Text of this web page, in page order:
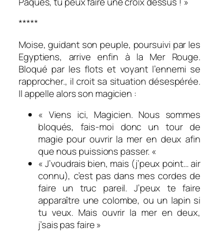
*****
Moise, guidant son peuple, poursuivi par les
Egyptiens, arrive enfin à la Mer Rouge.
Bloqué par les flots et voyant l’ennemi se
rapprocher., il croit sa situation désespérée.
Il appelle alors son magicien :
« Viens ici, Magicien. Nous sommes
bloqués, fais-moi donc un tour de
magie pour ouvrir la mer en deux afin
que nous puissions passer. «
« J’voudrais bien, mais (j’peux point… air
connu), c’est pas dans mes cordes de
faire un truc pareil. J’peux te faire
apparaître une colombe, ou un lapin si
tu veux. Mais ouvrir la mer en deux,
j’sais pas faire »